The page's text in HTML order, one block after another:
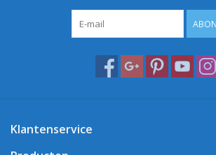
Klantenservice